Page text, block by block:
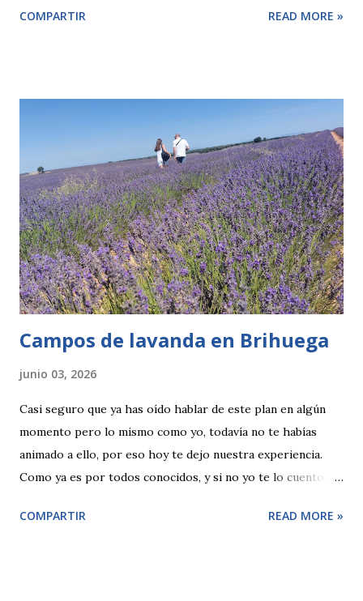
tampoco pasa nada. Es una buena excusa para volver y si
COMPARTIR READ MORE »
Campos de lavanda en Brihuega
junio 03, 2026
Casi seguro que ya has oído hablar de este plan en algún
momento pero lo mismo como yo, todavía no te habías
animado a ello, por eso hoy te dejo nuestra experiencia.
Como ya es por todos conocidos, y si no yo te lo cuento, en
julio se produce la floración de la lavanda y el pueblo se
COMPARTIR READ MORE »